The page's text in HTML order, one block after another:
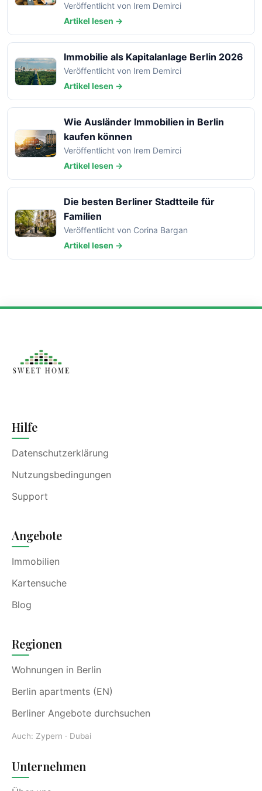
Veröffentlicht von Irem Demirci
Artikel lesen →
Immobilie als Kapitalanlage Berlin 2026
Veröffentlicht von Irem Demirci
Artikel lesen →
Wie Ausländer Immobilien in Berlin
kaufen können
Veröffentlicht von Irem Demirci
Artikel lesen →
Die besten Berliner Stadtteile für
Familien
Veröffentlicht von Corina Bargan
Artikel lesen →
Hilfe
Datenschutzerklärung
Nutzungsbedingungen
Support
Angebote
Immobilien
Kartensuche
Blog
Regionen
Wohnungen in Berlin
Berlin apartments (EN)
Berliner Angebote durchsuchen
Auch: Zypern · Dubai
Unternehmen